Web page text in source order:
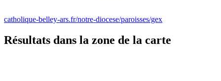
catholique-belley-ars.fr/notre-diocese/paroisses/gex
Résultats dans la zone de la carte